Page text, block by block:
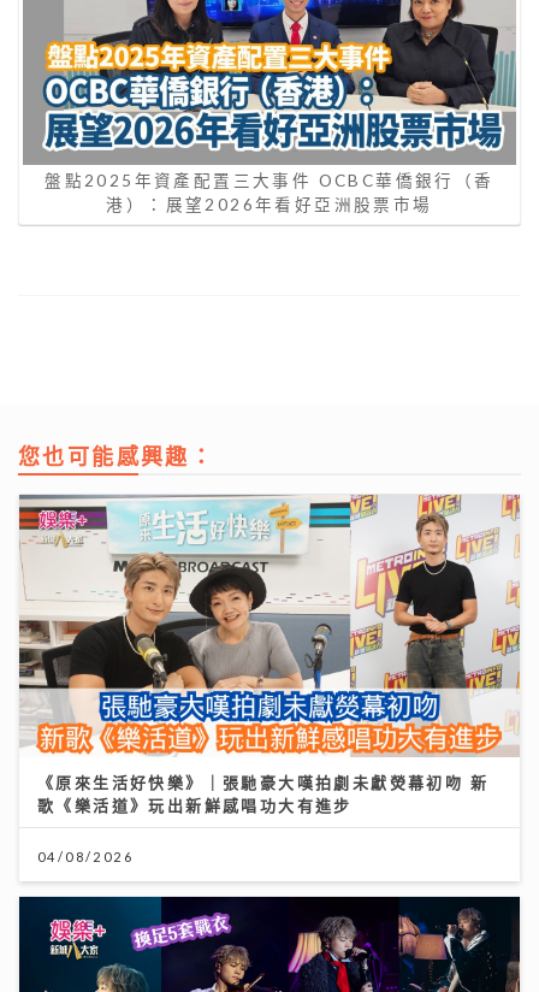
盤點2025年資產配置三大事件 OCBC華僑銀行（香
港）：展望2026年看好亞洲股票市場
您也可能感興趣：
《原來生活好快樂》｜張馳豪大嘆拍劇未獻熒幕初吻 新
歌《樂活道》玩出新鮮感唱功大有進步
04/08/2026